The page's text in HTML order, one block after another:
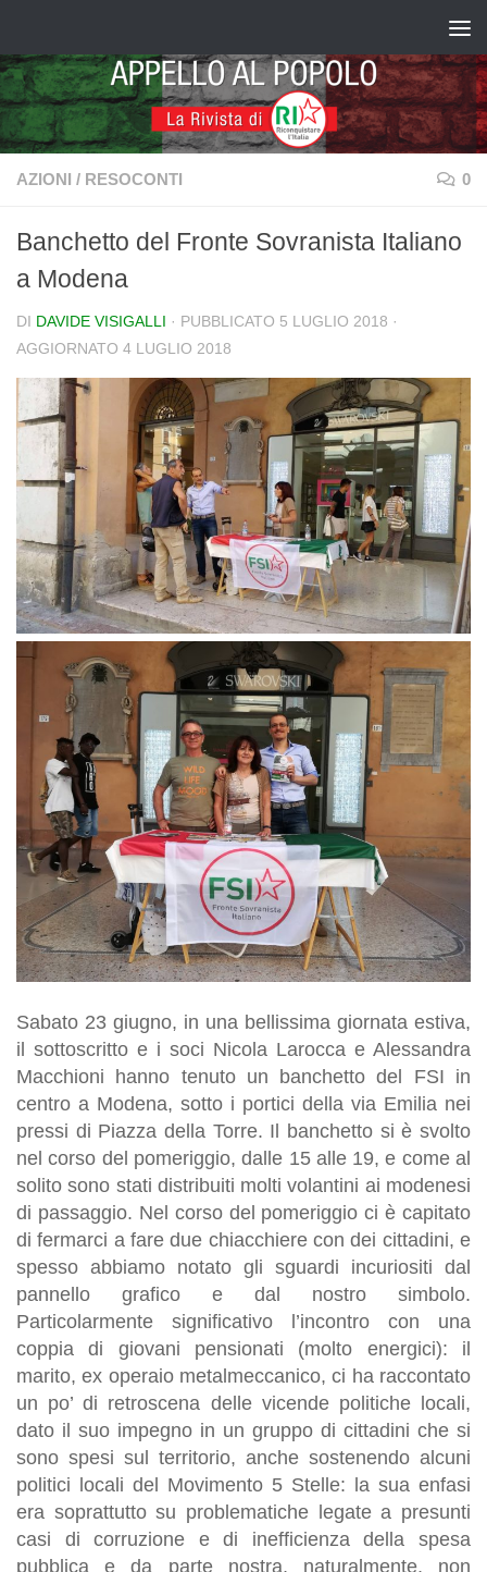
AZIONI / RESOCONTI 0
Banchetto del Fronte Sovranista Italiano
a Modena
DI DAVIDE VISIGALLI · PUBBLICATO 5 LUGLIO 2018 ·
AGGIORNATO 4 LUGLIO 2018
Sabato 23 giugno, in una bellissima giornata estiva,
il sottoscritto e i soci Nicola Larocca e Alessandra
Macchioni hanno tenuto un banchetto del FSI in
centro a Modena, sotto i portici della via Emilia nei
pressi di Piazza della Torre. Il banchetto si è svolto
nel corso del pomeriggio, dalle 15 alle 19, e come al
solito sono stati distribuiti molti volantini ai modenesi
di passaggio. Nel corso del pomeriggio ci è capitato
di fermarci a fare due chiacchiere con dei cittadini, e
spesso abbiamo notato gli sguardi incuriositi dal
pannello grafico e dal nostro simbolo.
Particolarmente significativo l’incontro con una
coppia di giovani pensionati (molto energici): il
marito, ex operaio metalmeccanico, ci ha raccontato
un po’ di retroscena delle vicende politiche locali,
dato il suo impegno in un gruppo di cittadini che si
sono spesi sul territorio, anche sostenendo alcuni
politici locali del Movimento 5 Stelle: la sua enfasi
era soprattutto su problematiche legate a presunti
casi di corruzione e di inefficienza della spesa
pubblica e da parte nostra, naturalmente, non